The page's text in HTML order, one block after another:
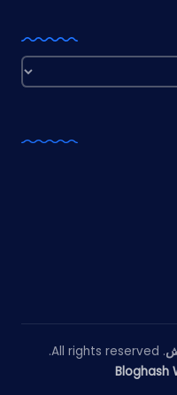
. All rights reserved.
Bloghash